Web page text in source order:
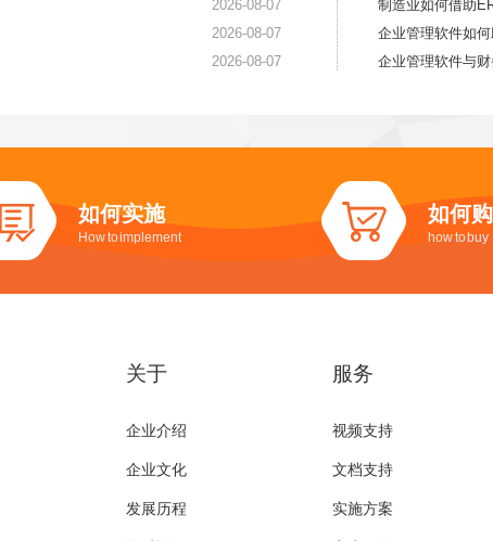
2026-08-07
2026-08-07
2026-08-07
制造业如何借助
企业管理软件如
企业管理软件与
如何实施
How to implement
如何
how to buy
关于
企业介绍
企业文化
发展历程
服务
视频支持
文档支持
实施方案